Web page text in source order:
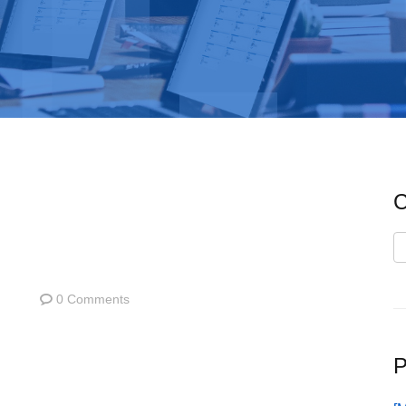
0 Comments